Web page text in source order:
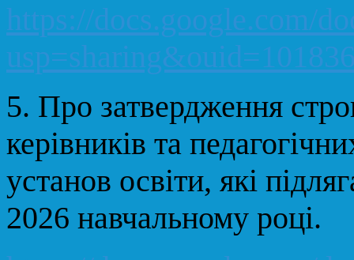
https://docs.google.com/
5. Про затвердження
керівників та
установ освіти, які
2026 навчальному році.